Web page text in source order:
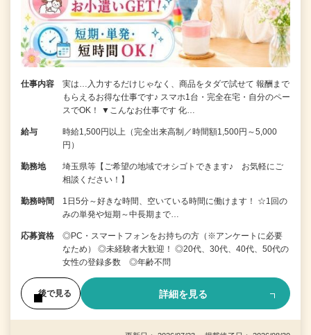
仕事内容
実は…入力するだけじゃなく、商品をタダで試せて 報酬まで
もらえるお得な仕事です♪ スマホ1台・完全在宅・自分のペー
スでOK！ ▼こんなお仕事です 化…
給与
時給1,500円以上（完全出来高制／時間額1,500円～5,000
円）
勤務地
埼玉県等【ご希望の地域でオシゴトできます♪ お気軽にご
相談ください！】
勤務時間
1日5分～好きな時間、空いている時間に働けます！ ☆1回の
みの単発や短期～中長期まで…
応募資格
◎PC・スマートフォンをお持ちの方（※アンケートに必要
なため） ◎未経験者大歓迎！ ◎20代、30代、40代、50代の
女性の登録多数 ◎年齢不問
後で見る 詳細を見る